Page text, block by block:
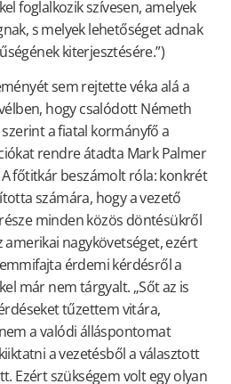
foglalkozik szívesen, amelyek
s melyek lehetőséget adnak
kiterjesztésére.”)
sem rejtette véka alá a
hogy csalódott Németh
a fiatal kormányfő a
rendre átadta Mark Palmer
főtitkár beszámolt róla: konkrét
számára, hogy a vezető
minden közös döntésükről
nagykövetséget, ezért
érdemi kérdésről a
már nem tárgyalt. „Sőt az is
tűzettem vitára,
a valódi álláspontomat
a vezetésből a választott
Ezért szükségem volt egy olyan